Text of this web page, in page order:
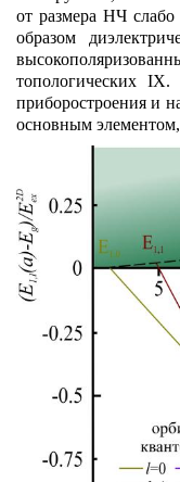
от размера НЧ
образом
топологических
приборостроения и
основным